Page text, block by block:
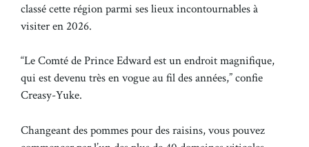
classé cette région parmi ses lieux incontournables à
visiter en 2026.
“Le Comté de Prince Edward est un endroit magnifique,
qui est devenu très en vogue au fil des années,” confie
Creasy-Yuke.
Changeant des pommes pour des raisins, vous pouvez